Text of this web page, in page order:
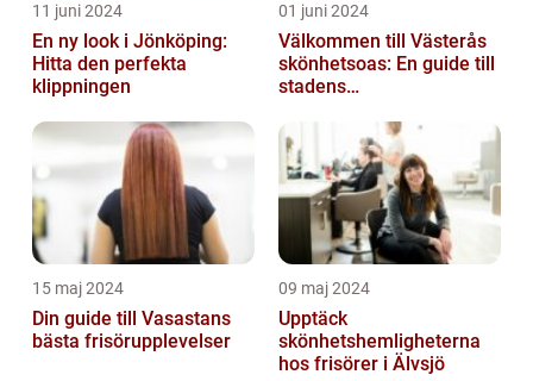
11 juni 2024
En ny look i Jönköping:
Hitta den perfekta
klippningen
01 juni 2024
Välkommen till Västerås
skönhetsoas: En guide till
stadens
15 maj 2024
Din guide till Vasastans
bästa frisörupplevelser
09 maj 2024
Upptäck
skönhetshemligheterna
hos frisörer i Älvsjö